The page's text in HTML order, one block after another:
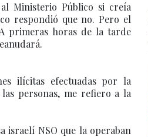
Ministerio Público si creía
respondió que no. Pero el
primeras horas de la tarde
ilícitas efectuadas por la
personas, me refiero a la
israelí NSO que la operaban